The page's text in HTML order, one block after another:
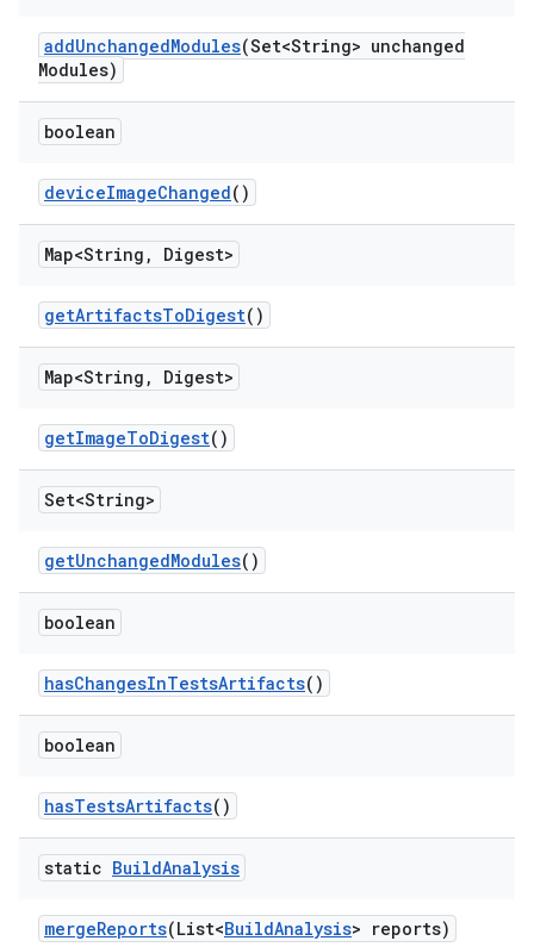
addUnchangedModules(Set<String> unchanged
Modules)
boolean
deviceImageChanged()
Map<String , Digest>
getArtifactsToDigest()
Map<String , Digest>
getImageToDigest()
Set<String>
getUnchangedModules()
boolean
hasChangesInTestsArtifacts()
boolean
hasTestsArtifacts()
static BuildAnalysis
mergeReports(List<BuildAnalysis> reports)